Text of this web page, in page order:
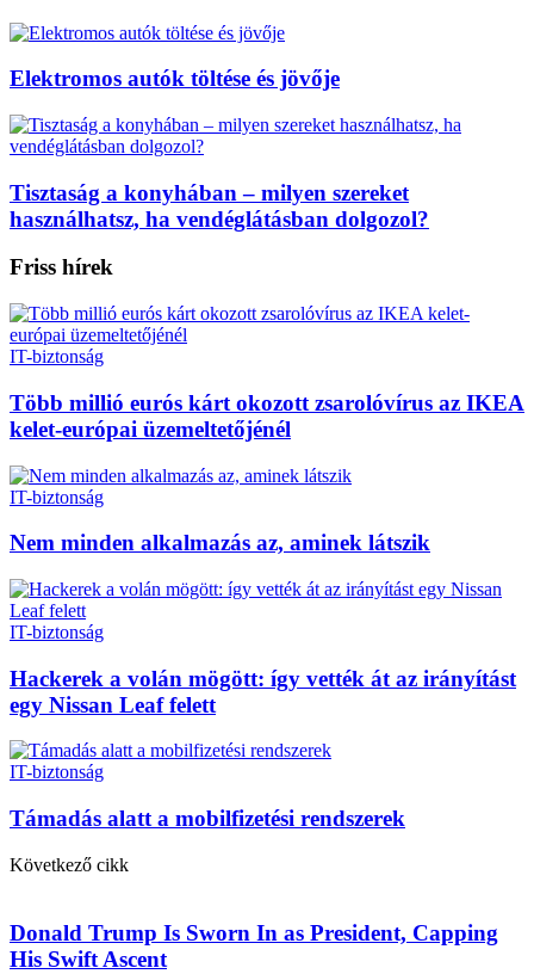
Elektromos autók töltése és jövője
Tisztaság a konyhában – milyen szereket
használhatsz, ha vendéglátásban dolgozol?
Friss hírek
IT-biztonság
Több millió eurós kárt okozott zsarolóvírus az IKEA
kelet-európai üzemeltetőjénél
IT-biztonság
Nem minden alkalmazás az, aminek látszik
IT-biztonság
Hackerek a volán mögött: így vették át az irányítást
egy Nissan Leaf felett
IT-biztonság
Támadás alatt a mobilfizetési rendszerek
Következő cikk
Donald Trump Is Sworn In as President, Capping
His Swift Ascent